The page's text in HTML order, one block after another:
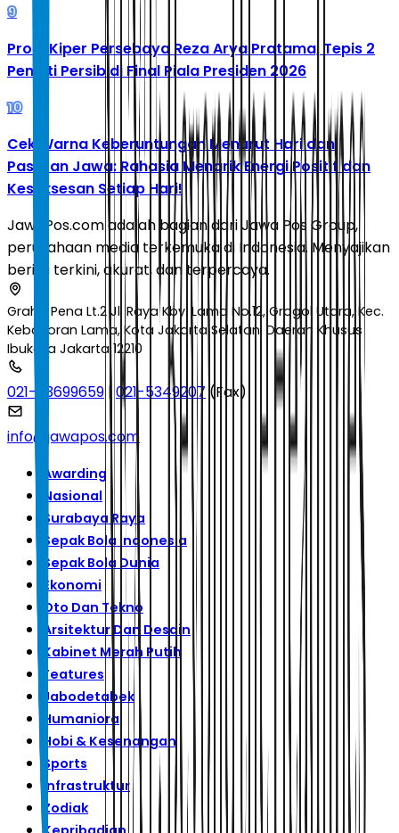
9
Profil Kiper Persebaya Reza Arya Pratama, Tepis 2
Penalti Persib di Final Piala Presiden 2026
10
Cek Warna Keberuntungan Menurut Hari dan
Pasaran Jawa: Rahasia Menarik Energi Positif dan
Kesuksesan Setiap Hari!
JawaPos.com adalah bagian dari Jawa Pos Group,
perusahaan media terkemuka di Indonesia. Menyajikan
berita terkini, akurat, dan terpercaya.
Graha Pena Lt.2 Jl. Raya Kby. Lama No.12, Grogol Utara, Kec.
Kebayoran Lama, Kota Jakarta Selatan, Daerah Khusus
Ibukota Jakarta 12210
021-53699659 |021-5349207 (Fax)
info@jawapos.com
Awarding
Nasional
Surabaya Raya
Sepak Bola Indonesia
Sepak Bola Dunia
Ekonomi
Oto Dan Tekno
Arsitektur Dan Desain
Kabinet Merah Putih
Features
Jabodetabek
Humaniora
Hobi & Kesenangan
Sports
Infrastruktur
Zodiak